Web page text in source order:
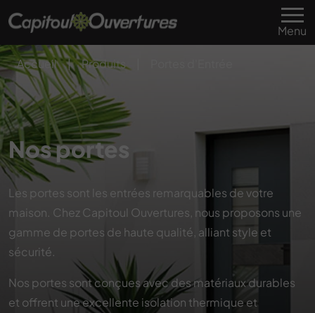
Menu
Accueil | Produits
Nos portes
Les portes sont les entrées remarquables de votre
maison. Chez Capitoul Ouvertures, nous proposons une
gamme de portes de haute qualité, alliant style et
sécurité.
Nos portes sont conçues avec des matériaux durables
et offrent une excellente isolation thermique et